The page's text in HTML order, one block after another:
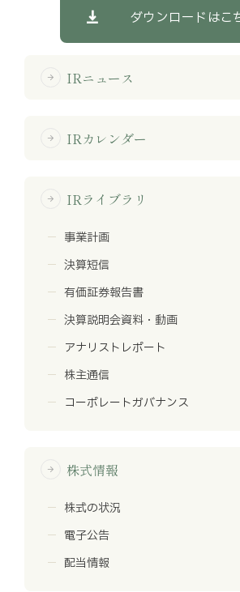
ダウンロードはこ
arrow_forward IRニュース
arrow_forward IRカレンダー
arrow_forward IRライブラリ
事業計画
決算短信
有価証券報告書
決算説明会資料・動画
アナリストレポート
株主通信
コーポレートガバナンス
arrow_forward 株式情報
株式の状況
電子公告
配当情報